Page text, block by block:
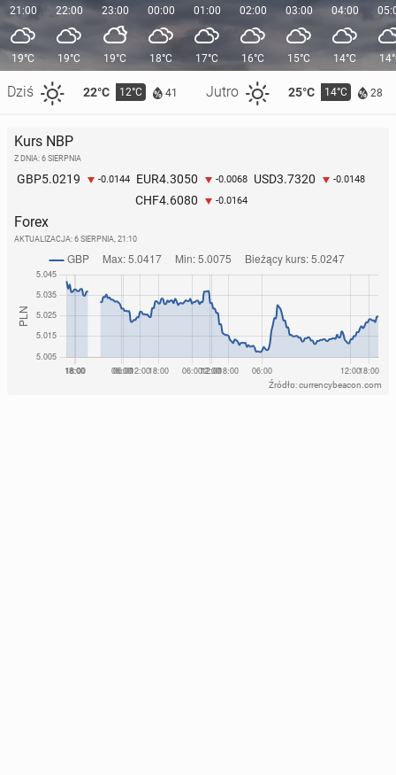
21:00
19°C
Dziś 22°C 12°C 41 Jutro 25°C 14°C 28
22:00
19°C
23:00
19°C
00:00
18°C
01:00
17°C
02:00
16°C
03:00
15°C
04:00
14°C
Kurs NBP
Z DNIA: 6 SIERPNIA
GBP5.0219 -0.0144 EUR4.3050 -0.0068 USD3.7320 -0.0148
CHF4.6080 -0.0164
Forex
AKTUALIZACJA: 6 SIERPNIA, 21:10
Źródło: currencybeacon.com